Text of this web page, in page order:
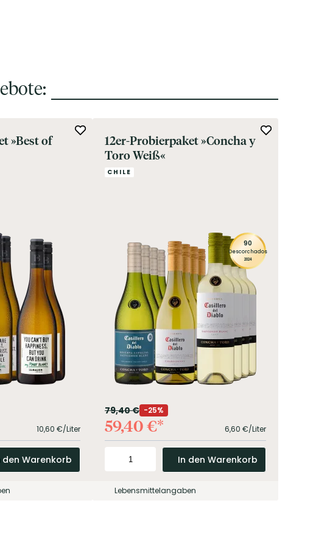
»Best of
10,60 €/Liter
den Warenkorb
12er-Probierpaket »Concha y
Toro Weiß«
CHILE
90
Descorchados
2024
6,60 €/Liter
79,40€ 25%
59,40€
In den Warenkorb
Lebensmittelangaben